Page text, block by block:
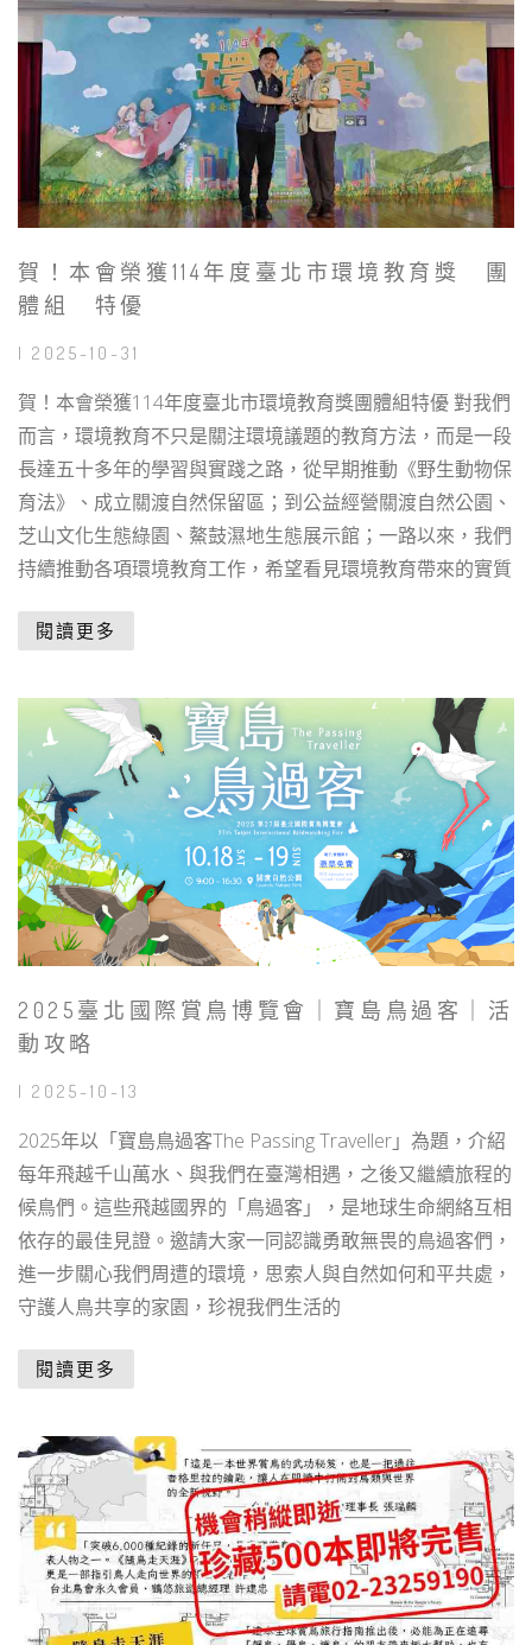
賀！本會榮獲114年度臺北市環境教育獎 團
體組 特優
| 2025-10-31
賀！本會榮獲114年度臺北市環境教育獎團體組特優 󠀠對我們
而言，環境教育不只是關注環境議題的教育方法，而是一段
長達五十多年的學習與實踐之路，從早期推動《野生動物保
育法》、成立關渡自然保留區；到公益經營關渡自然公園、
芝山文化生態綠園、鰲鼓濕地生態展示館；一路以來，我們
持續推動各項環境教育工作，希望看見環境教育帶來的實質
閱讀更多
2025臺北國際賞鳥博覽會｜寶島鳥過客｜活
動攻略
| 2025-10-13
2025年以「寶島鳥過客The Passing Traveller」為題，介紹
每年飛越千山萬水、與我們在臺灣相遇，之後又繼續旅程的
候鳥們。這些飛越國界的「鳥過客」，是地球生命網絡互相
依存的最佳見證。邀請大家一同認識勇敢無畏的鳥過客們，
進一步關心我們周遭的環境，思索人與自然如何和平共處，
守護人鳥共享的家園，珍視我們生活的
閱讀更多